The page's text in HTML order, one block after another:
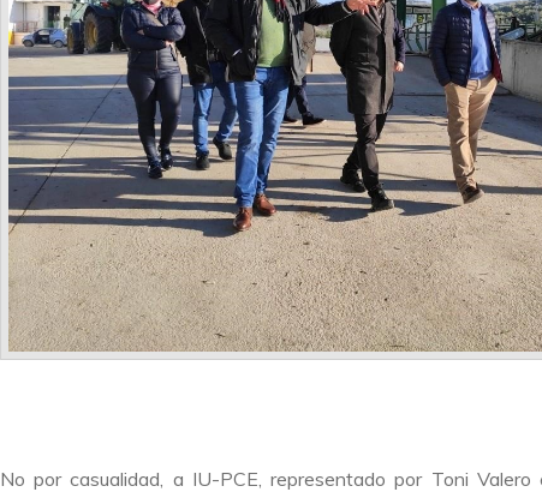
No por casualidad, a IU-PCE, representado por Toni